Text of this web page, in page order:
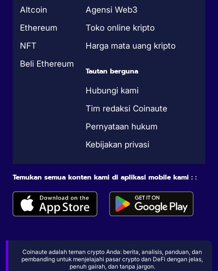
Altcoin
Ethereum
NFT
Beli Ethereum
Agensi Web3
Toko online kripto
Harga mata uang kripto
Tautan berguna
Hubungi kami
Tim redaksi Coinaute
Pernyataan hukum
Kebijakan privasi
Temukan semua konten kami di aplikasi mobile kami : :
Coinaute adalah teman crypto Anda: berita, analisis, panduan, dan
pembanding untuk menjelajahi pasar crypto dan DeFi dengan jelas,
penuh gairah, dan tanpa jargon.